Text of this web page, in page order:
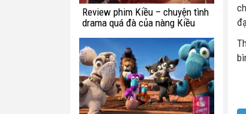
Review phim Kiều – chuyện tình
drama quá đà của nàng Kiều